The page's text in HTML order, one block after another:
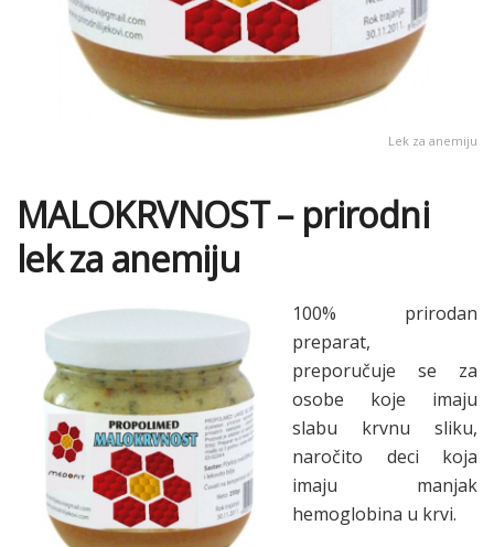
Lek za anemiju
MALOKRVNOST – prirodni
lek za anemiju
100% prirodan
preparat,
preporučuje se za
osobe koje imaju
slabu krvnu sliku,
naročito deci koja
imaju manjak
hemoglobina u krvi.